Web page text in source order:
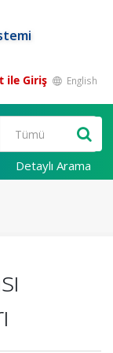
ile Giriş English
Detaylı Arama